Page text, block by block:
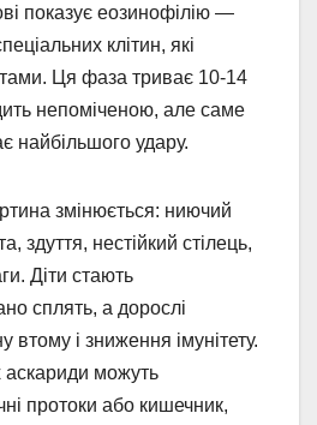
показує еозинофілію —
клітин, які
Ця фаза триває 10-14
непоміченою, але саме
найбільшого удару.
змінюється: ниючий
здуття, нестійкий стілець,
Діти стають
сплять, а дорослі
втому і зниження імунітету.
можуть
протоки або кишечник,